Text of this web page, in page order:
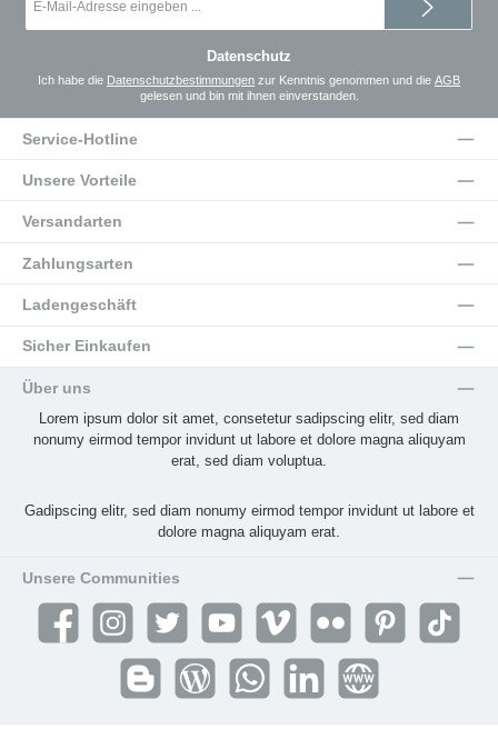
Mail-
Datenschutz
Ich habe die Datenschutzbestimmungen zur Kenntnis genommen und die AGB
gelesen und bin mit ihnen einverstanden.
Service-Hotline
Unsere Vorteile
Versandarten
Zahlungsarten
Ladengeschäft
Sicher Einkaufen
Über uns
Lorem ipsum dolor sit amet, consetetur sadipscing elitr, sed diam
nonumy eirmod tempor invidunt ut labore et dolore magna aliquyam
erat, sed diam voluptua.
Gadipscing elitr, sed diam nonumy eirmod tempor invidunt ut labore et
dolore magna aliquyam erat.
Unsere Communities
Facebook Instagram Twitter YouTube Vimeo Flickr Pinterest TikTok
Blogger Blog WhatsApp Website